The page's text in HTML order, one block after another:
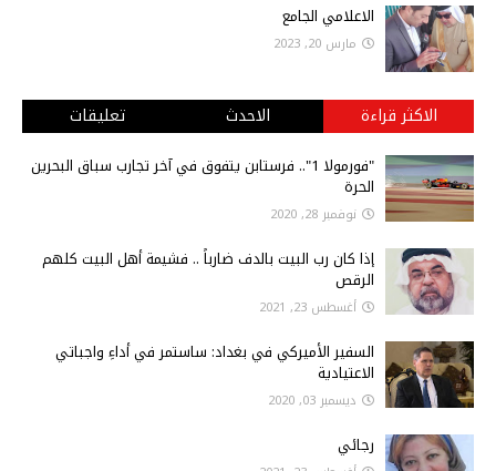
الاعلامي الجامع
مارس 20, 2023
الاكثر قراءة الاحدث تعليقات
"فورمولا 1".. فرستابن يتفوق في آخر تجارب سباق البحرين
الحرة
نوفمبر 28, 2020
إذا كان رب البيت بالدف ضارباً .. فشيمة أهل البيت كلهم
الرقص
أغسطس 23, 2021
السفير الأميركي في بغداد: ساستمر في أداءِ واجباتي
الاعتيادية
ديسمبر 03, 2020
رجائي